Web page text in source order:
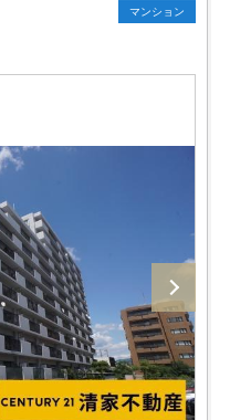
マンション